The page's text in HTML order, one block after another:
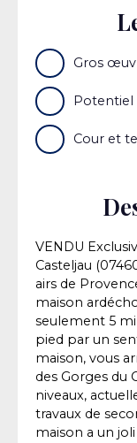
Gros
Potentiel
Cour et
VENDU
Casteljau
airs de
maison
seulement 5
pied par un
maison, vous
des Gorges du
niveaux,
travaux de
maison a un